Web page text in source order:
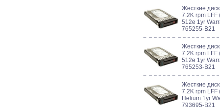
Жесткие
7.2K rpm LFF
512e 1yr
765255-B21
Жесткие
7.2K rpm LFF
512e 1yr
765253-B21
Жесткие
7.2K rpm LFF
Helium 1yr
793695-B21